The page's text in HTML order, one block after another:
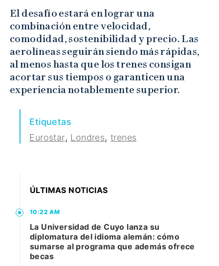
El desafío estará en lograr una
combinación entre velocidad,
comodidad, sostenibilidad y precio. Las
aerolíneas seguirán siendo más rápidas,
al menos hasta que los trenes consigan
acortar sus tiempos o garanticen una
experiencia notablemente superior.
Etiquetas
Eurostar, Londres,trenes
ÚLTIMAS NOTICIAS
10:22 AM
La Universidad de Cuyo lanza su
diplomatura del idioma alemán: cómo
sumarse al programa que además ofrece
becas